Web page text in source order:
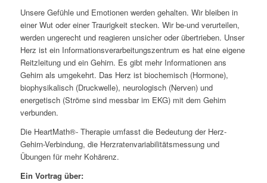
Unsere Gefühle und Emotionen werden gehalten. Wir bleiben in
einer Wut oder einer Traurigkeit stecken. Wir be-und verurteilen,
werden ungerecht und reagieren unsicher oder übertrieben. Unser
Herz ist ein Informationsverarbeitungszentrum es hat eine eigene
Reitzleitung und ein Gehirn. Es gibt mehr Informationen ans
Gehirn als umgekehrt. Das Herz ist biochemisch (Hormone),
biophysikalisch (Druckwelle), neurologisch (Nerven) und
energetisch (Ströme sind messbar im EKG) mit dem Gehirn
verbunden.
Die HeartMath®- Therapie umfasst die Bedeutung der Herz-
Gehirn-Verbindung, die Herzratenvariabilitätsmessung und
Übungen für mehr Kohärenz.
Ein Vortrag über: